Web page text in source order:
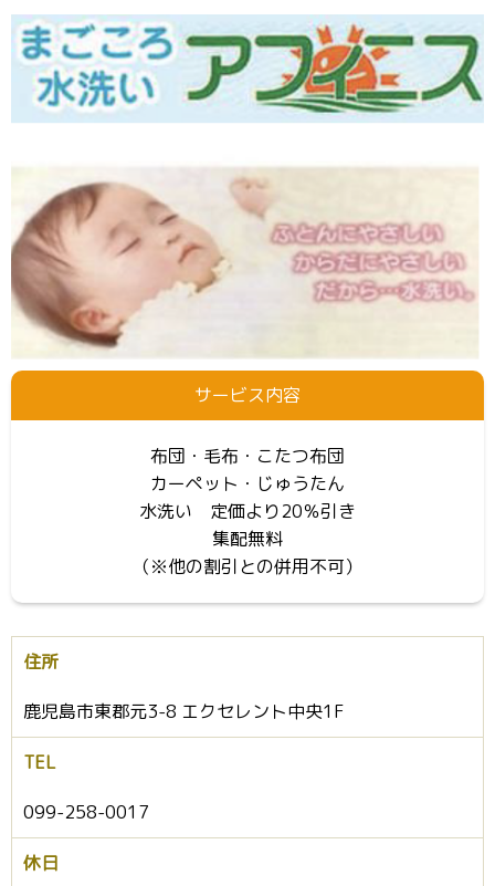
サービス内容
布団・毛布・こたつ布団
カーペット・じゅうたん
水洗い 定価より20％引き
集配無料
（※他の割引との併用不可）
住所
鹿児島市東郡元3-8 エクセレント中央1F
TEL
099-258-0017
休日